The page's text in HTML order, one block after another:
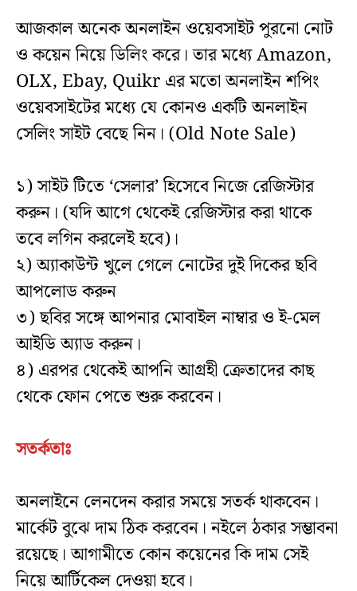
আজকাল অনেক অনলাইন ওয়েবসাইট পুরনো নোট
ও কয়েন নিয়ে ডিলিং করে। তার মধ্যে Amazon,
OLX, Ebay, Quikr এর মতো অনলাইন শপিং
ওয়েবসাইটের মধ্যে যে কোনও একটি অনলাইন
সেলিং সাইট বেছে নিন। (Old Note Sale)
১) সাইট টিতে ‘সেলার’ হিসেবে নিজে রেজিস্টার
করুন। (যদি আগে থেকেই রেজিস্টার করা থাকে
তবে লগিন করলেই হবে)।
২) অ্যাকাউন্ট খুলে গেলে নোটের দুই দিকের ছবি
আপলোড করুন
৩) ছবির সঙ্গে আপনার মোবাইল নাম্বার ও ই-মেল
আইডি অ্যাড করুন।
৪) এরপর থেকেই আপনি আগ্রহী ক্রেতাদের কাছ
থেকে ফোন পেতে শুরু করবেন।
সতর্কতাঃ
অনলাইনে লেনদেন করার সময়ে সতর্ক থাকবেন।
মার্কেট বুঝে দাম ঠিক করবেন। নইলে ঠকার সম্ভাবনা
রয়েছে। আগামীতে কোন কয়েনের কি দাম সেই
নিয়ে আর্টিকেল দেওয়া হবে।